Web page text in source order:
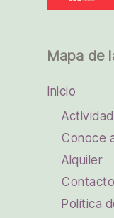
Mapa de
Inicio
Conoce
Alquiler
Contacto
Política